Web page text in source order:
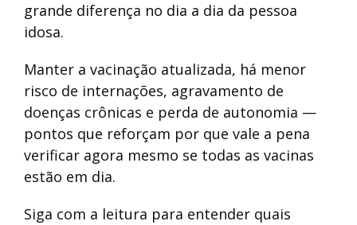
grande diferença no dia a dia da pessoa
idosa.
Manter a vacinação atualizada, há menor
risco de internações, agravamento de
doenças crônicas e perda de autonomia —
pontos que reforçam por que vale a pena
verificar agora mesmo se todas as vacinas
estão em dia.
Siga com a leitura para entender quais